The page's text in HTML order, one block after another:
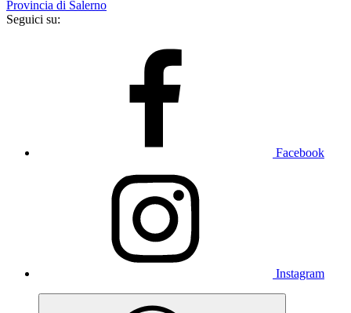
Provincia di Salerno
Seguici su:
Facebook
Instagram